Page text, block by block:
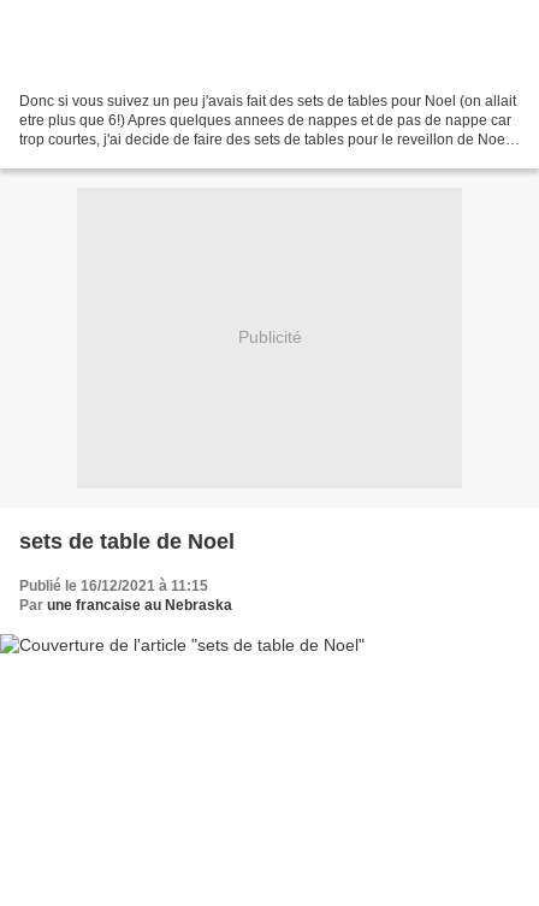
Donc si vous suivez un peu j'avais fait des sets de tables pour Noel (on allait
etre plus que 6!) Apres quelques annees de nappes et de pas de nappe car
trop courtes, j'ai decide de faire des sets de tables pour le reveillon de Noel
Publicité
sets de table de Noel
Publié le 16/12/2021 à 11:15
Par une francaise au Nebraska